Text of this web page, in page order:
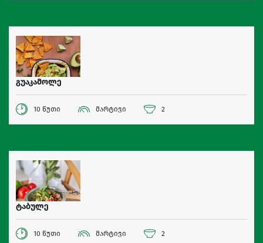
გუაკამოლე
10 წუთი მარტივი 2
ტაბულე
10 წუთი მარტივი 2